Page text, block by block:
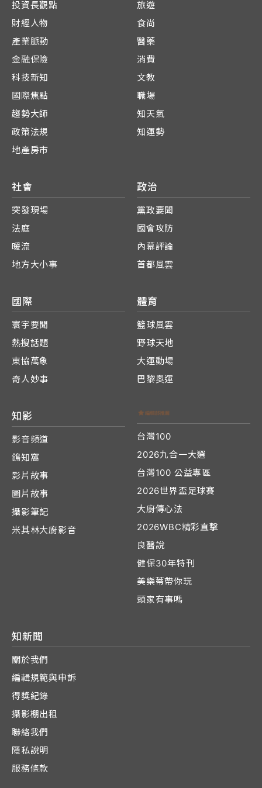
投資長觀點
財經人物
產業脈動
金融保險
科技新知
國際焦點
趨勢大師
政策法規
地產房市
旅遊
食尚
醫藥
消費
文教
職場
知天氣
知運勢
社會
突發現場
法庭
暖流
地方大小事
政治
黨政要聞
國會攻防
內幕評論
首都風雲
國際
寰宇要聞
熱搜話題
東協萬象
奇人妙事
體育
籃球風雲
野球天地
大運動場
巴黎奧運
知影
影音頻道
鴿知窩
影片故事
圖片故事
攝影筆記
米其林大廚影音
台灣100
2026九合一大選
台灣100 公益專區
2026世界盃足球賽
大廚傳心法
2026WBC精彩直擊
良醫說
健保30年特刊
美樂蒂帶你玩
頭家有事嗎
知新聞
關於我們
編輯規範與申訴
得獎紀錄
攝影棚出租
聯絡我們
隱私說明
服務條款